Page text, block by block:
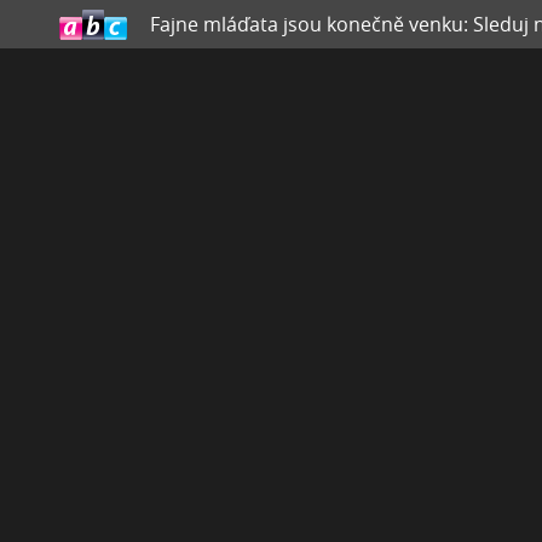
Fajne mláďata jsou konečně venku: Sleduj